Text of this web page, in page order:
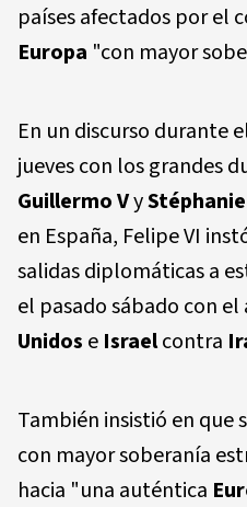
países afectados por el
Europa "con mayor
En un discurso durante
jueves con los grandes
Guillermo Vy
en España, Felipe VI
salidas diplomáticas a
el pasado sábado con
Unidos e Israelcontra
También insistió en que
con mayor soberanía
hacia "una auténtica